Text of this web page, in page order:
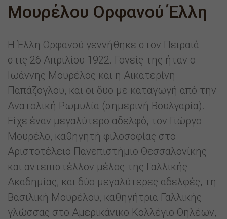
Μουρέλου Ορφανού Έλλη
Η Έλλη Ορφανού γεννήθηκε στον Πειραιά
στις 26 Απριλίου 1922. Γονείς της ήταν ο
Ιωάννης Μουρέλος και η Αικατερίνη
Παπάζογλου, και οι δυο με καταγωγή από την
Ανατολική Ρωμυλία (σημερινή Βουλγαρία).
Είχε έναν μεγαλύτερο αδελφό, τον Γιώργο
Μουρέλο, καθηγητή φιλοσοφίας στο
Αριστοτέλειο Πανεπιστήμιο Θεσσαλονίκης
και αντεπιστέλλον μέλος της Γαλλικής
Ακαδημίας, και δύο μεγαλύτερες αδελφές, τη
Βασιλική Μουρέλου, καθηγήτρια Γαλλικής
γλώσσας στο Αμερικάνικο Κολλέγιο Θηλέων,